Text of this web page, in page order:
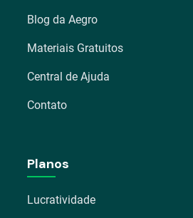
Blog da Aegro
Materiais Gratuitos
Central de Ajuda
Contato
Planos
Lucratividade